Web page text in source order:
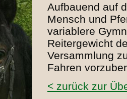
Aufbauend auf
Mensch und
variablere
Reitergewicht
Versammlung
Fahren
< zurück zur